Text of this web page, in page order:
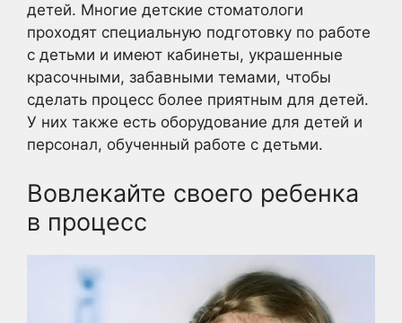
детей. Многие детские стоматологи
проходят специальную подготовку по работе
с детьми и имеют кабинеты, украшенные
красочными, забавными темами, чтобы
сделать процесс более приятным для детей.
У них также есть оборудование для детей и
персонал, обученный работе с детьми.
Вовлекайте своего ребенка
в процесс